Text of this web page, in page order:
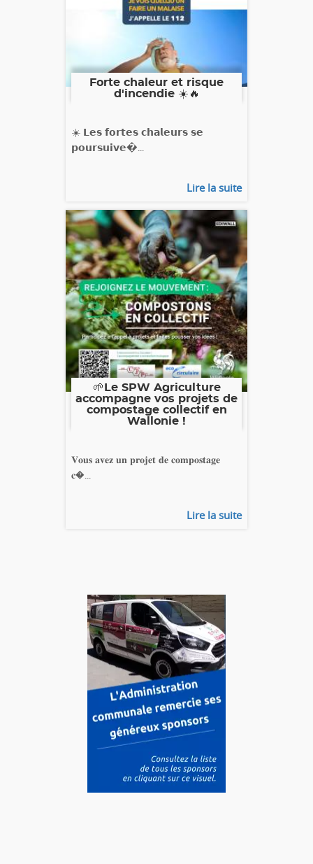
Forte chaleur et risque
d'incendie ☀️🔥
☀️ 𝗟𝗲𝘀 𝗳𝗼𝗿𝘁𝗲𝘀 𝗰𝗵𝗮𝗹𝗲𝘂𝗿𝘀 𝘀𝗲
𝗽𝗼𝘂𝗿𝘀𝘂𝗶𝘃𝗲�...
Lire la suite
🌱Le SPW Agriculture
accompagne vos projets de
compostage collectif en
Wallonie !
𝐕𝐨𝐮𝐬 𝐚𝐯𝐞𝐳 𝐮𝐧 𝐩𝐫𝐨𝐣𝐞𝐭 𝐝𝐞 𝐜𝐨𝐦𝐩𝐨𝐬𝐭𝐚𝐠𝐞
𝐜�...
Lire la suite